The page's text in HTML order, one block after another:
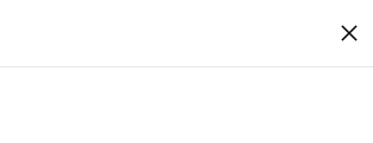
close